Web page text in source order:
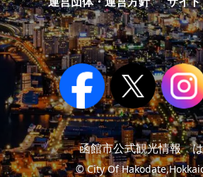
函館市公式観光情報
© City Of